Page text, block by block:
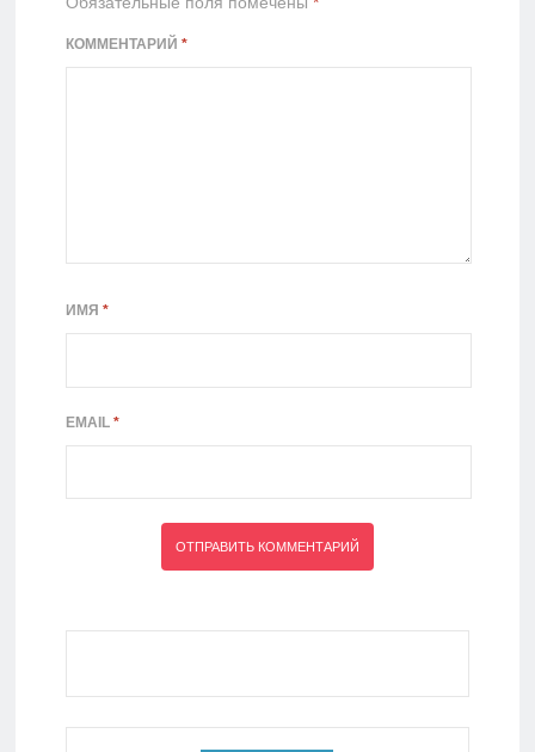
КОММЕНТАРИЙ *
ИМЯ *
EMAIL *